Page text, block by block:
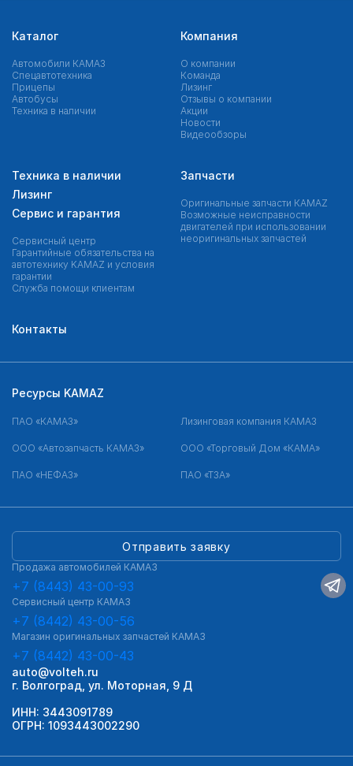
Каталог
Автомобили КАМАЗ
Спецавтотехника
Прицепы
Автобусы
Техника в наличии
Компания
О компании
Команда
Лизинг
Отзывы о компании
Акции
Новости
Видеообзоры
Техника в наличии
Лизинг
Сервис и гарантия
Сервисный центр
Гарантийные обязательства на
автотехнику KAMAZ и условия
гарантии
Служба помощи клиентам
Запчасти
Оригинальные запчасти КAMAZ
Возможные неисправности
двигателей при использовании
неоригинальных запчастей
Контакты
Отправить заявку
Продажа автомобилей КАМАЗ
+7 (8443) 43-00-93
Сервисный центр КАМАЗ
+7 (8442) 43-00-56
Магазин оригинальных запчастей КАМАЗ
+7 (8442) 43-00-43
auto@volteh.ru
г. Волгоград, ул. Моторная, 9 Д
ИНН: 3443091789
ОГРН: 1093443002290
Ресурсы KAMAZ
ПАО «КАМАЗ» Лизинговая компания КАМАЗ
ООО «Автозапчасть КАМАЗ» ООО «Торговый Дом «КАМА»
ПАО «НЕФАЗ» ПАО «ТЗА»